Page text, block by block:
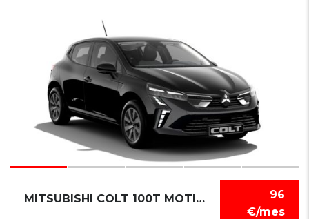
96
€/mes
MITSUBISHI COLT 100T MOTION